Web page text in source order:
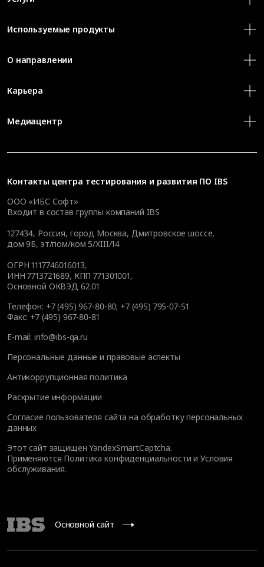
Контакты центра тестирования и развития ПО IBS
ООО «ИБС Софт»
Входит в состав группы компаний IBS
127434, Россия, город Москва, Дмитровское шоссе,
дом 9Б, эт/пом/ком 5/XIII/14
ОГРН 1117746016013,
ИНН 7713721689, КПП 771301001,
Основной ОКВЭД 62.01
Телефон: +7 (495) 967-80-80; +7 (495) 795-07-51
Факс: +7 (495) 967-80-81
E-mail: info@ibs-qa.ru
Персональные данные и правовые аспекты
Антикоррупционная политика
Раскрытие информации
Согласие пользователя сайта на обработку персональных
данных
Этот сайт защищен YandexSmartCaptcha.
Применяются Политика конфиденциальности иУсловия
обслуживания.
Используемые продукты
О направлении
Карьера
Медиацентр
Основной сайт